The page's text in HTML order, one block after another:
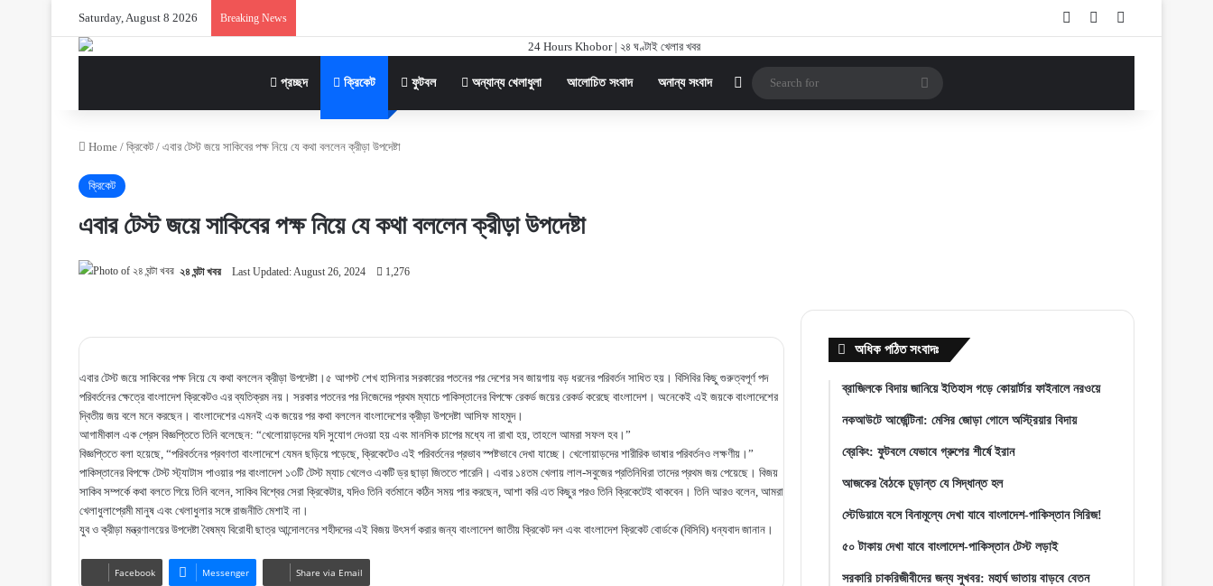
Saturday, August 8 2026 Breaking News Log In Random Article
প্রচ্ছদ ক্রিকেট ফুটবল অন্যান্য খেলাধুলা আলোচিত সংবাদ অনান্য সংবাদ Sidebar
for
Home / ক্রিকেট / এবার টেস্ট জয়ে সাকিবের পক্ষ নিয়ে যে কথা বললেন ক্রীড়া উপদেষ্টা
ক্রিকেট
এবার টেস্ট জয়ে সাকিবের পক্ষ নিয়ে যে কথা বললেন ক্রীড়া উপদেষ্টা
২৪ ঘন্টা খবর Last Updated: August 26, 2024 1,276
এবার টেস্ট জয়ে সাকিবের পক্ষ নিয়ে যে কথা বললেন ক্রীড়া উপদেষ্টা।৫ আগস্ট শেখ হাসিনার সরকারের পতনের পর দেশের সব জায়গায় বড় ধরনের পরিবর্তন সাধিত হয়। বিসিবির কিছু গুরুত্বপূর্ণ পদ
পরিবর্তনের ক্ষেত্রে বাংলাদেশ ক্রিকেটও এর ব্যতিক্রম নয়। সরকার পতনের পর নিজেদের প্রথম ম্যাচে পাকিস্তানের বিপক্ষে রেকর্ড জয়ের রেকর্ড করেছে বাংলাদেশ। অনেকেই এই জয়কে বাংলাদেশের
দ্বিতীয় জয় বলে মনে করছেন। বাংলাদেশের এমনই এক জয়ের পর কথা বললেন বাংলাদেশের ক্রীড়া উপদেষ্টা আসিফ মাহমুদ।
আগামীকাল এক প্রেস বিজ্ঞপ্তিতে তিনি বলেছেন: “খেলোয়াড়দের যদি সুযোগ দেওয়া হয় এবং মানসিক চাপের মধ্যে না রাখা হয়, তাহলে আমরা সফল হব।”
বিজ্ঞপ্তিতে বলা হয়েছে, “পরিবর্তনের প্রবণতা বাংলাদেশে যেমন ছড়িয়ে পড়েছে, ক্রিকেটেও এই পরিবর্তনের প্রভাব স্পষ্টভাবে দেখা যাচ্ছে। খেলোয়াড়দের শারীরিক ভাষার পরিবর্তনও লক্ষণীয়।”
পাকিস্তানের বিপক্ষে টেস্ট স্ট্যাটাস পাওয়ার পর বাংলাদেশ ১৩টি টেস্ট ম্যাচ খেলেও একটি ড্র ছাড়া জিততে পারেনি। এবার ১৪তম খেলায় লাল-সবুজের প্রতিনিধিরা তাদের প্রথম জয় পেয়েছে। বিজয়
সাকিব সম্পর্কে কথা বলতে গিয়ে তিনি বলেন, সাকিব বিশ্বের সেরা ক্রিকেটার, যদিও তিনি বর্তমানে কঠিন সময় পার করছেন, আশা করি এত কিছুর পরও তিনি ক্রিকেটেই থাকবেন। তিনি আরও বলেন, আমরা
খেলাধুলাপ্রেমী মানুষ এবং খেলাধুলার সঙ্গে রাজনীতি মেশাই না।
যুব ও ক্রীড়া মন্ত্রণালয়ের উপদেষ্টা বৈষম্য বিরোধী ছাত্র আন্দোলনের শহীদদের এই বিজয় উৎসর্গ করার জন্য বাংলাদেশ জাতীয় ক্রিকেট দল এবং বাংলাদেশ ক্রিকেট বোর্ডকে (বিসিবি) ধন্যবাদ জানান।
Facebook Messenger Share via Email
অধিক পঠিত সংবাদঃ
ব্রাজিলকে বিদায় জানিয়ে ইতিহাস গড়ে কোয়ার্টার ফাইনালে নরওয়ে
নকআউটে আর্জেন্টিনা: মেসির জোড়া গোলে অস্ট্রিয়ার বিদায়
ব্রেকিং: ফুটবলে যেভাবে গ্রুপের শীর্ষে ইরান
আজকের বৈঠকে চূড়ান্ত যে সিদ্ধান্ত হল
স্টেডিয়ামে বসে বিনামূল্যে দেখা যাবে বাংলাদেশ-পাকিস্তান সিরিজ!
৫০ টাকায় দেখা যাবে বাংলাদেশ-পাকিস্তান টেস্ট লড়াই
সরকারি চাকরিজীবীদের জন্য সুখবর: মহার্ঘ ভাতায় বাড়বে বেতন